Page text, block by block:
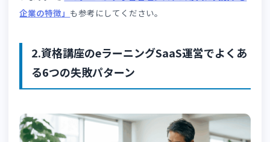
って運営負荷が増加します。
問題演習の実施・採点
修了判定・修了証の発行
問い合わせ対応・事務局運営